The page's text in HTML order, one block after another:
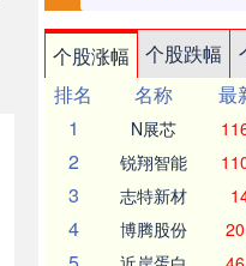
个股涨幅 个股跌幅
排名
名称 最
1
N展芯
2 锐翔智能
3 志特新材
4 博腾股份